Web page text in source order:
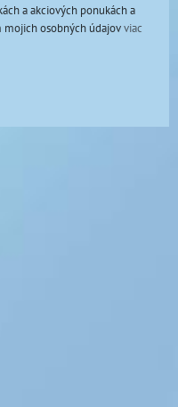
a akciových ponukách a
mojich osobných údajovviac